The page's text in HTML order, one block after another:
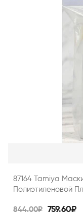
87164 Tamiya
Полиэтиленовой
844.00₽ 759.60₽